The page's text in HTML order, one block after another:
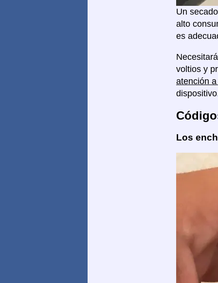
Un
alto
es
voltios y
atención
Los